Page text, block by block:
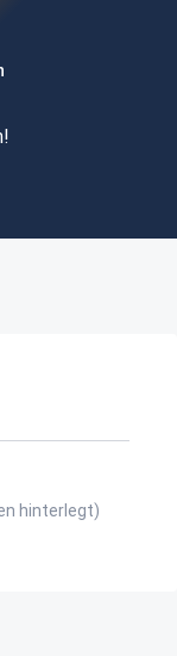
hinterlegt)